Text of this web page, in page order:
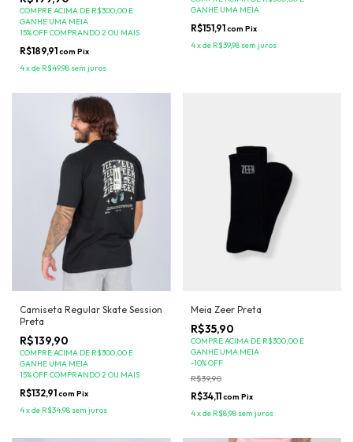
COMPRE ACIMA DE R$300,00 E
GANHE UMA MEIA
15% OFF COMPRANDO 2 OU MAIS
R$189,91com Pix
4xde R$49,98 sem juros
GANHE UMA MEIA
R$151,91com Pix
4xde R$39,98 sem juros
Camiseta Regular Skate Session
Preta
R$139,90
COMPRE ACIMA DE R$300,00 E
GANHE UMA MEIA
15% OFF COMPRANDO 2 OU MAIS
R$132,91com Pix
4xde R$34,98 sem juros
Meia Zeer Preta
R$35,90
COMPRE ACIMA DE R$300,00 E
GANHE UMA MEIA
-10%OFF
R$39,90
R$34,11com Pix
4xde R$8,98 sem juros